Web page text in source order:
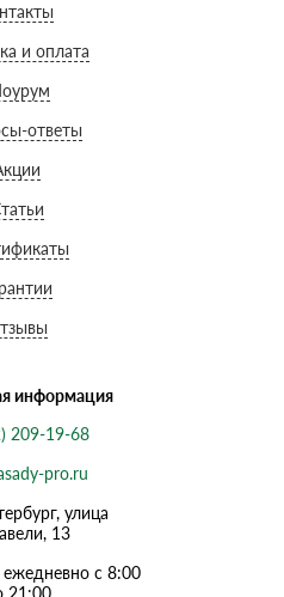
и оплата
ответы
информация
209-19-68
pro.ru
улица
13
с 8:00